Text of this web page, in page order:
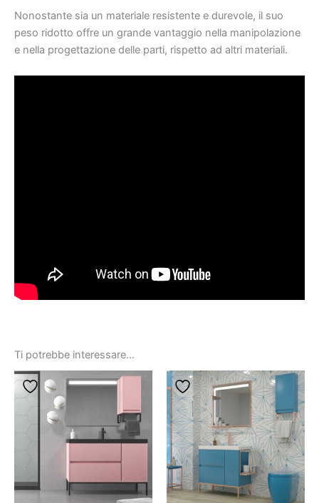
Nonostante sia un materiale resistente e durevole, il suo
peso ridotto offre un grande vantaggio nella manipolazione
e nella progettazione delle parti, rispetto ad altri materiali.
Ti potrebbe interessare…